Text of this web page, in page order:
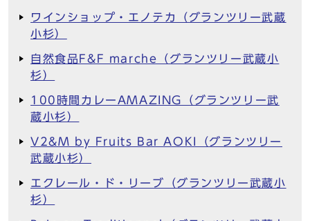
ワインショップ・エノテカ（グランツリー武蔵
小杉）
自然食品F&F marche（グランツリー武蔵小
杉）
100時間カレーAMAZING（グランツリー武
蔵小杉）
V2&M by Fruits Bar AOKI（グランツリー
武蔵小杉）
エクレール・ド・リーブ（グランツリー武蔵小
杉）